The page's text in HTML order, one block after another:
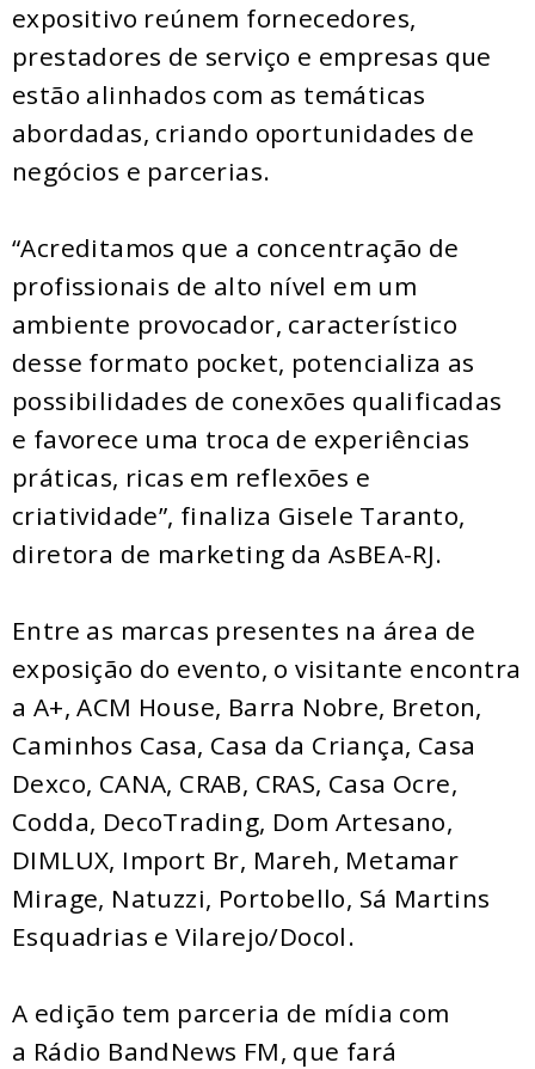
expositivo reúnem fornecedores,
prestadores de serviço e empresas que
estão alinhados com as temáticas
abordadas, criando oportunidades de
negócios e parcerias.
“Acreditamos que a concentração de
profissionais de alto nível em um
ambiente provocador, característico
desse formato pocket, potencializa as
possibilidades de conexões qualificadas
e favorece uma troca de experiências
práticas, ricas em reflexões e
criatividade”, finaliza Gisele Taranto,
diretora de marketing da AsBEA-RJ.
Entre as marcas presentes na área de
exposição do evento, o visitante encontra
a A+, ACM House, Barra Nobre, Breton,
Caminhos Casa, Casa da Criança, Casa
Dexco, CANA, CRAB, CRAS, Casa Ocre,
Codda, DecoTrading, Dom Artesano,
DIMLUX, Import Br, Mareh, Metamar
Mirage, Natuzzi, Portobello, Sá Martins
Esquadrias e Vilarejo/Docol.
A edição tem parceria de mídia com
a Rádio BandNews FM, que fará